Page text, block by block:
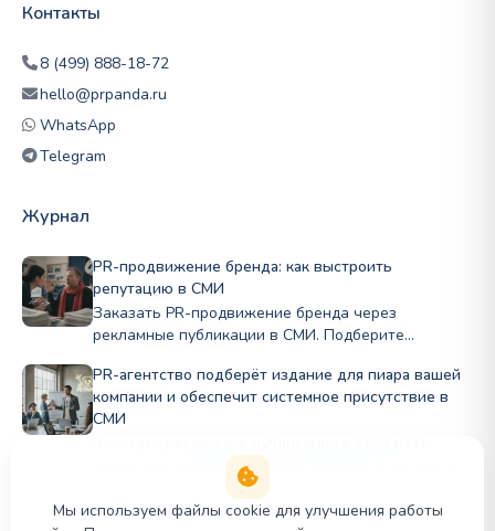
Контакты
8 (499) 888-18-72
hello@prpanda.ru
WhatsApp
Telegram
Журнал
PR-продвижение бренда: как выстроить
репутацию в СМИ
Заказать PR-продвижение бренда через
рекламные публикации в СМИ. Подберите
репутацию Полный цикл в PRslon.
PR-агентство подберёт издание для пиара вашей
компании и обеспечит системное присутствие в
СМИ
агентстве, которое подберёт издания в каталоге
PR Panda для публикации в деловых и отраслевых
СМИ под задачи бизнеса.
Мы используем файлы cookie для улучшения работы